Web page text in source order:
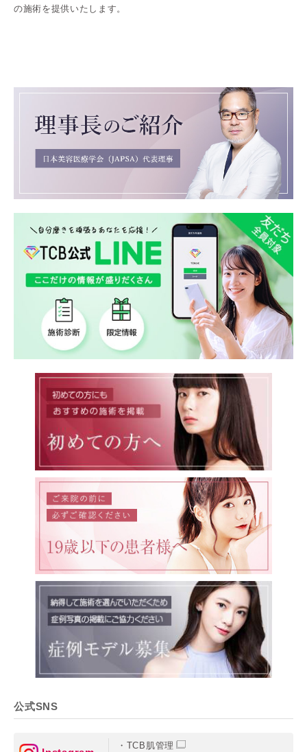
の施術を提供いたします。
公式SNS
TCB肌管理